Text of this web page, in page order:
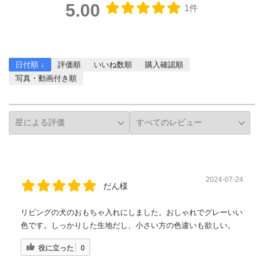
5.00 1件
日付順 ↓ 評価順 いいね数順
購入確認順
写真・動画付き順
だん様
2024-07-24
リビングの犬のおもちゃ入れにしました。おしゃれでグレーいい
色です。しっかりした生地だし、小さい方の色違いも欲しい。
役に立った 0